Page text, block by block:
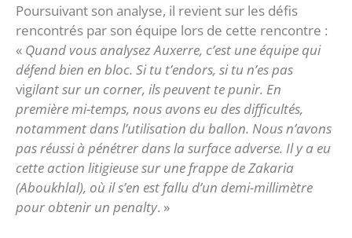
Poursuivant son analyse, il revient sur les défis
rencontrés par son équipe lors de cette rencontre :
« Quand vous analysez Auxerre, c’est une équipe qui
défend bien en bloc. Si tu t’endors, si tu n’es pas
vigilant sur un corner, ils peuvent te punir. En
première mi-temps, nous avons eu des difficultés,
notamment dans l’utilisation du ballon. Nous n’avons
pas réussi à pénétrer dans la surface adverse. Il y a eu
cette action litigieuse sur une frappe de Zakaria
(Aboukhlal), où il s’en est fallu d’un demi-millimètre
pour obtenir un penalty. »